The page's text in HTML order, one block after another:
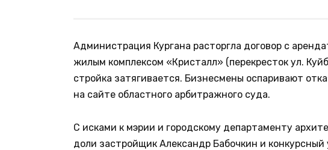
Администрация Кургана расторгла договор с
жилым комплексом «Кристалл» (перекресток ул.
стройка затягивается. Бизнесмены оспаривают
на сайте областного арбитражного суда.
С исками к мэрии и городскому департаменту
доли застройщик Александр Бабочкин и